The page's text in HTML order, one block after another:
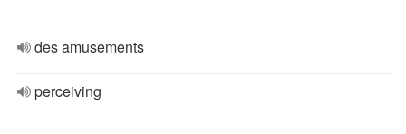
des amusements
perceiving